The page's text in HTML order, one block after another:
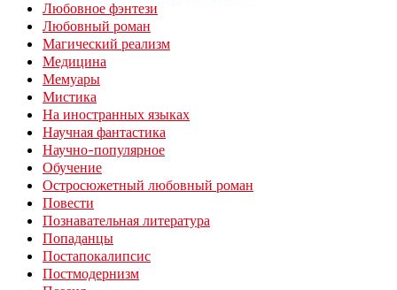
Любовное фэнтези
Любовный роман
Магический реализм
Медицина
Мемуары
Мистика
На иностранных языках
Научная фантастика
Научно-популярное
Обучение
Остросюжетный любовный роман
Повести
Познавательная литература
Попаданцы
Постапокалипсис
Постмодернизм